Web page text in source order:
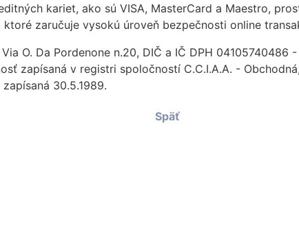
kariet, ako sú VISA, MasterCard a Maestro,
zaručuje vysokú úroveň bezpečnosti online
O. Da Pordenone n.20, DIČ a IČ DPH
zapísaná v registri spoločností C.C.I.A.A. -
30.5.1989.
Späť